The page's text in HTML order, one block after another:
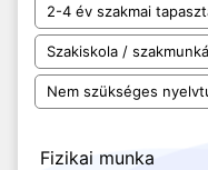
2-4 év szakmai
Szakiskola /
Nem szükséges
Fizikai munka